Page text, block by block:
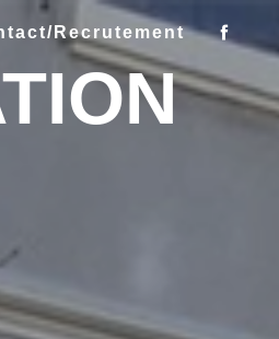
Recrutement